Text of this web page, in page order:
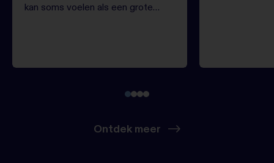
kan soms voelen als een grote
de beleidscyclus zijn er manieren
Onderschat niet de kracht van
Ontdek meer